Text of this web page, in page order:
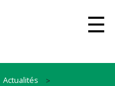
Actualités